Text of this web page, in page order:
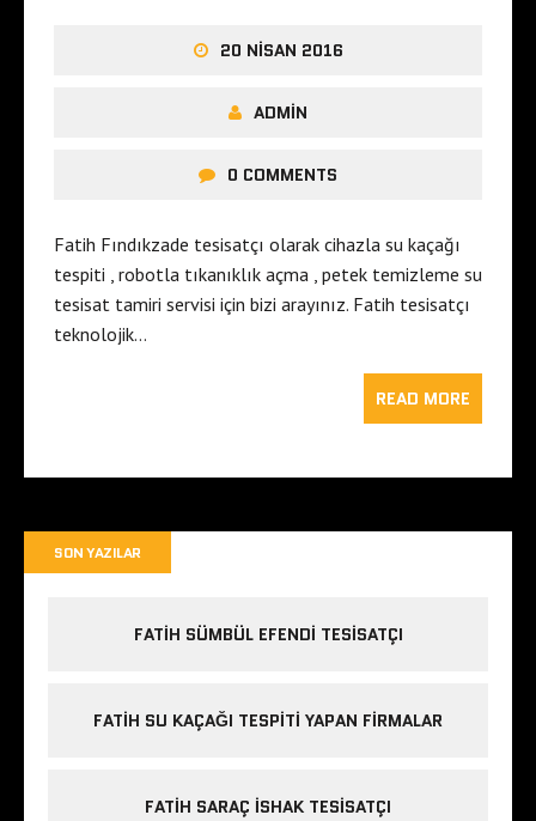
20 NISAN 2016
ADMIN
0 COMMENTS
Fatih Fındıkzade tesisatçı olarak cihazla su kaçağı
tespiti , robotla tıkanıklık açma , petek temizleme su
tesisat tamiri servisi için bizi arayınız. Fatih tesisatçı
teknolojik…
READ MORE
SON YAZILAR
FATIH SÜMBÜL EFENDI TESISATÇI
FATIH SU KAÇAĞI TESPITI YAPAN FIRMALAR
FATIH SARAÇ ISHAK TESISATÇI